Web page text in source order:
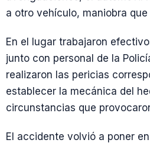
a otro vehículo, maniobra
En el lugar trabajaron
junto con personal de la
realizaron las pericias
establecer la mecánica del
circunstancias que
El accidente volvió a poner